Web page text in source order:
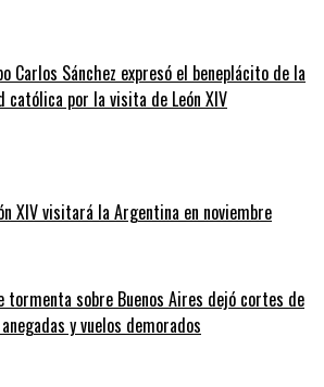
Carlos Sánchez expresó el beneplácito de la
católica por la visita de León XIV
XIV visitará la Argentina en noviembre
tormenta sobre Buenos Aires dejó cortes de
y vuelos demorados